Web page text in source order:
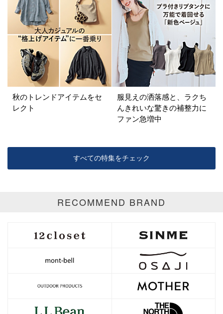
イエロー レッド ピンク
パープル グリーン ブルー
ゴールド シルバー マルチ
秋のトレンドアイテムをセ
レクト
服見えの洒落感と、ラクち
んきれいな驚きの補整力に
ファン急増中
すべての特集をチェック
RECOMMEND BRAND